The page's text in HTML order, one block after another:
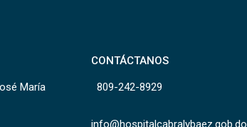
María
CONTÁCTANOS
809-242-8929
info@hospitalcabralybaez.gob.do